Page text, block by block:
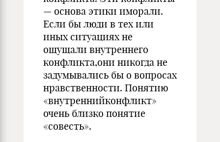
— основа этики иморали.
Если бы люди в тех или
иных ситуациях не
ощущали внутреннего
конфликта,они никогда не
задумывались бы о вопросах
нравственности. Понятию
«внутреннийконфликт»
очень близко понятие
«совесть».